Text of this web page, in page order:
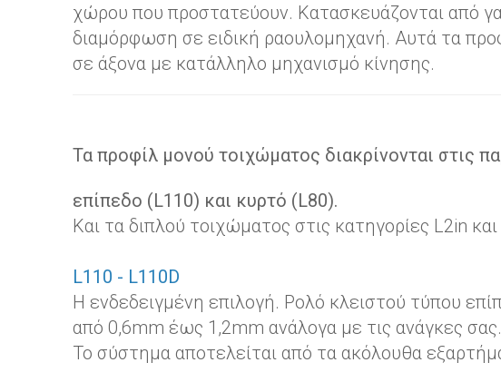
χώρου που προστατεύουν. Κατασκευάζονται από
διαμόρφωση σε ειδική ραουλομηχανή. Αυτά τα
σε άξονα με κατάλληλο μηχανισμό κίνησης.
Τα προφίλ μονού τοιχώματος διακρίνονται στις
επίπεδο (L110) και κυρτό (L80).
Και τα διπλού τοιχώματος στις κατηγορίες L2in
L110 - L110D
Η ενδεδειγμένη επιλογή. Ρολό κλειστού τύπου
από 0,6mm έως 1,2mm ανάλογα με τις ανάγκες σας.
Το σύστημα αποτελείται από τα ακόλουθα